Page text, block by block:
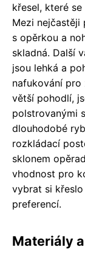
křesel, které
Mezi nejčastěji
s opěrkou a
skladná. Další
jsou lehká a
nafukování
větší pohodlí,
polstrovanými
dlouhodobé
rozkládací
sklonem
vhodnost pro
vybrat si
preferencí.
Materiály